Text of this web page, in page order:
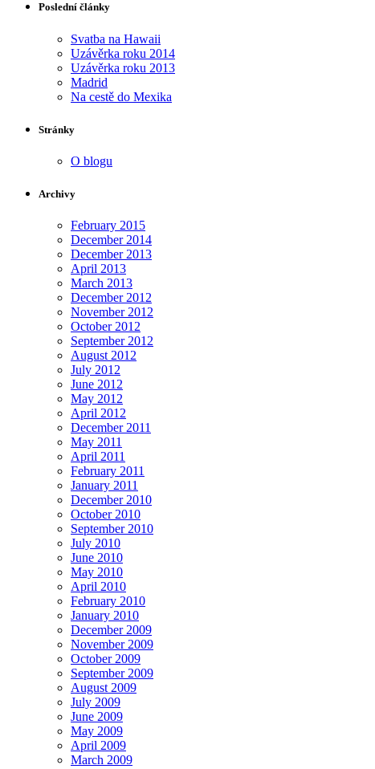
Poslední články
Svatba na Hawaii
Uzávěrka roku 2014
Uzávěrka roku 2013
Madrid
Na cestě do Mexika
Stránky
O blogu
Archivy
February 2015
December 2014
December 2013
April 2013
March 2013
December 2012
November 2012
October 2012
September 2012
August 2012
July 2012
June 2012
May 2012
April 2012
December 2011
May 2011
April 2011
February 2011
January 2011
December 2010
October 2010
September 2010
July 2010
June 2010
May 2010
April 2010
February 2010
January 2010
December 2009
November 2009
October 2009
September 2009
August 2009
July 2009
June 2009
May 2009
April 2009
March 2009